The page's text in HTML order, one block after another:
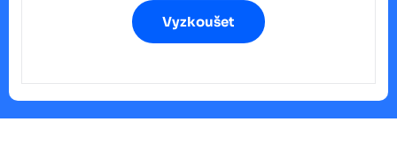
Vyzkoušet